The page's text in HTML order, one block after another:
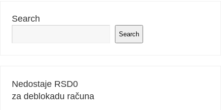
Search
Search
Nedostaje RSD0
za deblokadu računa